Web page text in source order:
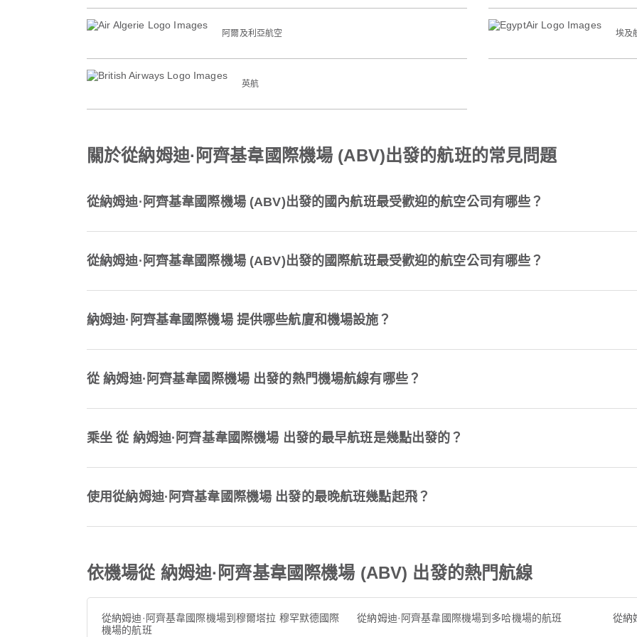
阿爾及利亞航空 埃及
英航
關於從納姆迪·阿齊基韋國際機場 (ABV)出發的航班的常見問題
從納姆迪·阿齊基韋國際機場 (ABV)出發的國內航班最受歡迎的航空公司有哪些？
從納姆迪·阿齊基韋國際機場 (ABV)出發的國際航班最受歡迎的航空公司有哪些？
納姆迪·阿齊基韋國際機場 提供哪些航廈和機場設施？
從 納姆迪·阿齊基韋國際機場 出發的熱門機場航線有哪些？
乘坐 從 納姆迪·阿齊基韋國際機場 出發的最早航班是幾點出發的？
使用從納姆迪·阿齊基韋國際機場 出發的最晚航班幾點起飛？
依機場從 納姆迪·阿齊基韋國際機場 (ABV) 出發的熱門航線
從納姆迪·阿齊基韋國際機場到穆爾塔拉 穆罕默德國際
機場的航班
從納姆迪·阿齊基韋國際機場到多哈機場的航班 從納